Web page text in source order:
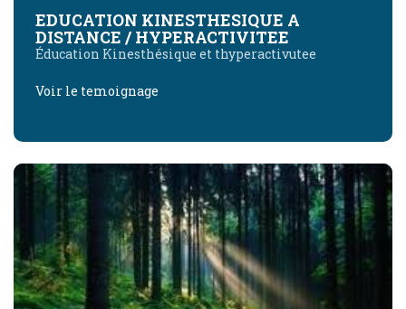
EDUCATION KINESTHESIQUE A
DISTANCE / HYPERACTIVITEE
Éducation Kinesthésique et thyperactivutee
Voir le temoignage